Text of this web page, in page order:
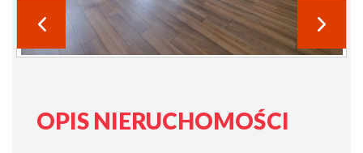
OPIS NIERUCHOMOŚCI